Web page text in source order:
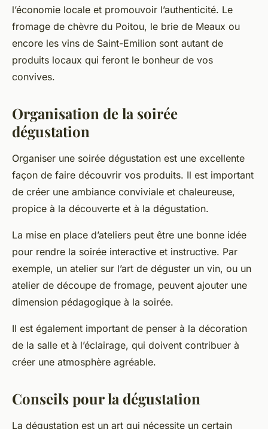
l’économie locale et promouvoir l’authenticité. Le
fromage de chèvre du Poitou, le brie de Meaux ou
encore les vins de Saint-Emilion sont autant de
produits locaux qui feront le bonheur de vos
convives.
Organisation de la soirée
dégustation
Organiser une soirée dégustation est une excellente
façon de faire découvrir vos produits. Il est important
de créer une ambiance conviviale et chaleureuse,
propice à la découverte et à la dégustation.
La mise en place d’ateliers peut être une bonne idée
pour rendre la soirée interactive et instructive. Par
exemple, un atelier sur l’art de déguster un vin, ou un
atelier de découpe de fromage, peuvent ajouter une
dimension pédagogique à la soirée.
Il est également important de penser à la décoration
de la salle et à l’éclairage, qui doivent contribuer à
créer une atmosphère agréable.
Conseils pour la dégustation
La dégustation est un art qui nécessite un certain